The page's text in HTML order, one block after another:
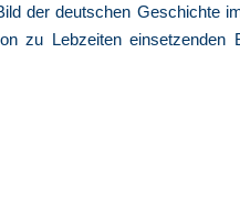
der deutschen Geschichte
zu Lebzeiten einsetzenden